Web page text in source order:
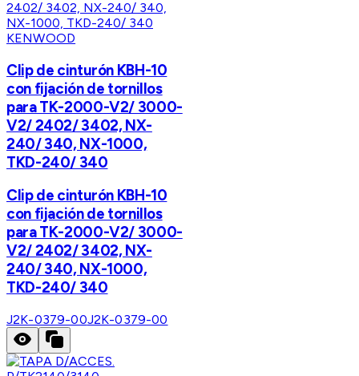
KENWOOD
Clip de cinturón KBH-10
con fijación de tornillos
para TK-2000-V2/ 3000-
V2/ 2402/ 3402, NX-
240/ 340, NX-1000,
TKD-240/ 340
Clip de cinturón KBH-10
con fijación de tornillos
para TK-2000-V2/ 3000-
V2/ 2402/ 3402, NX-
240/ 340, NX-1000,
TKD-240/ 340
J2K-0379-00J2K-0379-00